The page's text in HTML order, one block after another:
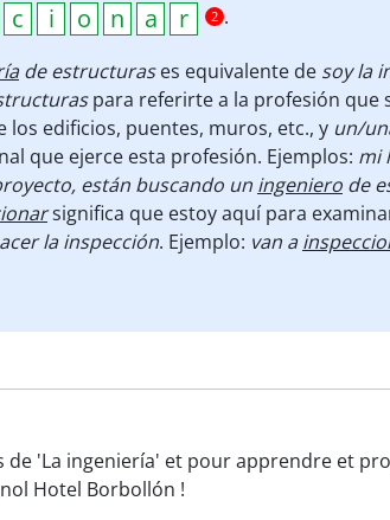
2 .
de estructurases equivalente de soy la
para referirte a la profesión que
edificios, puentes, muros, etc., y un/
que ejerce esta profesión. Ejemplos: mi
están buscando un ingeniero de
significa que estoy aquí para
la inspección. Ejemplo: van a
'La ingeniería' et pour apprendre et
Hotel Borbollón !